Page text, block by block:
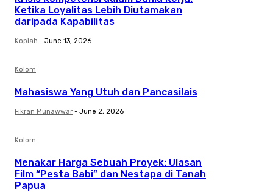
Ketika Loyalitas Lebih Diutamakan
daripada Kapabilitas
Kopiah - June 13, 2026
Kolom
Mahasiswa Yang Utuh dan Pancasilais
Fikran Munawwar - June 2, 2026
Kolom
Menakar Harga Sebuah Proyek: Ulasan
Film “Pesta Babi” dan Nestapa di Tanah
Papua